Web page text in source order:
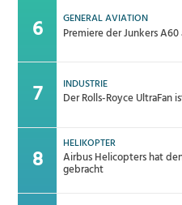
GENERAL AVIATION
Premiere der Junkers A60
INDUSTRIE
Der Rolls-Royce UltraFan
HELIKOPTER
Airbus Helicopters hat
gebracht